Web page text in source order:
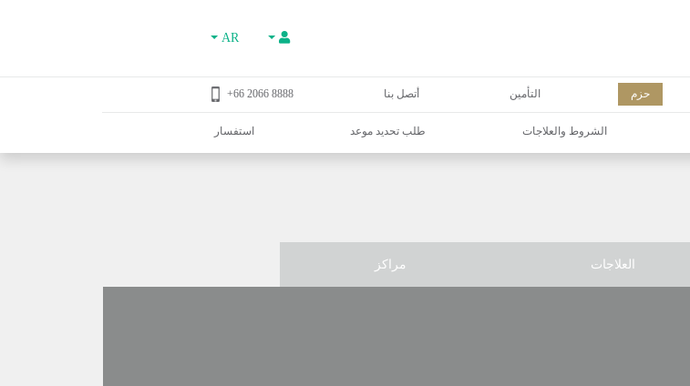
AR
حزم التأمين أتصل بنا 8888 2066 66+
الشروط والعلاجات طلب تحديد موعد استفسار
العلاجات مراكز